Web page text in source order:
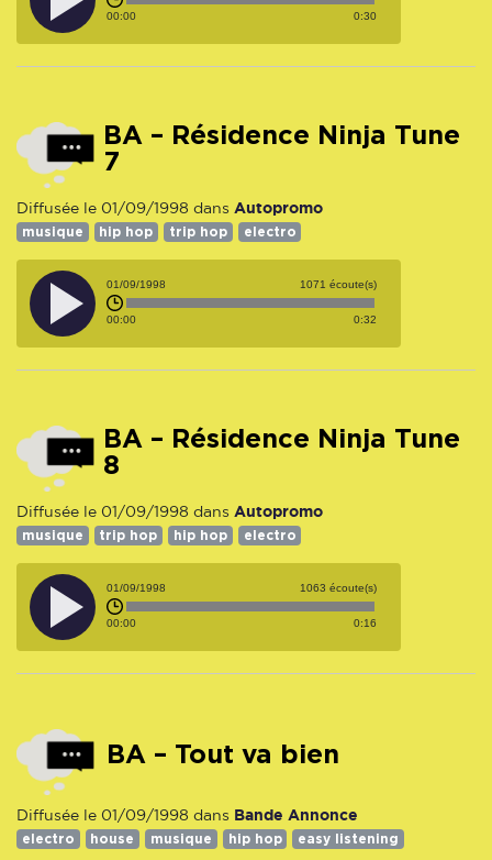
00:00 0:30
BA – Résidence Ninja Tune
7
Diffusée le 01/09/1998 dans Autopromo
musique hip hop trip hop electro
01/09/1998 1071 écoute(s)
00:00 0:32
BA – Résidence Ninja Tune
8
Diffusée le 01/09/1998 dans Autopromo
musique trip hop hip hop electro
01/09/1998 1063 écoute(s)
00:00 0:16
BA – Tout va bien
Diffusée le 01/09/1998 dans Bande Annonce
electro house musique hip hop easy listening